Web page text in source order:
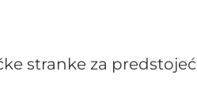
stranke za